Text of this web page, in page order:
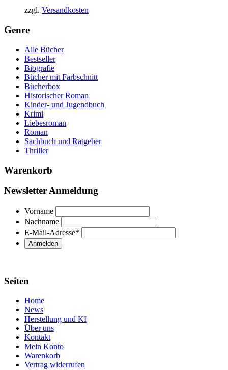
zzgl. Versandkosten
Genre
Alle Bücher
Bestseller
Biografie
Bücher mit Farbschnitt
Bücherbox
Historischer Roman
Kinder- und Jugendbuch
Krimi
Liebesroman
Roman
Sachbuch und Ratgeber
Thriller
Warenkorb
Newsletter Anmeldung
Vorname
Nachname
E-Mail-Adresse*
Seiten
Home
News
Herstellung und KI
Über uns
Kontakt
Mein Konto
Warenkorb
Vertrag widerrufen